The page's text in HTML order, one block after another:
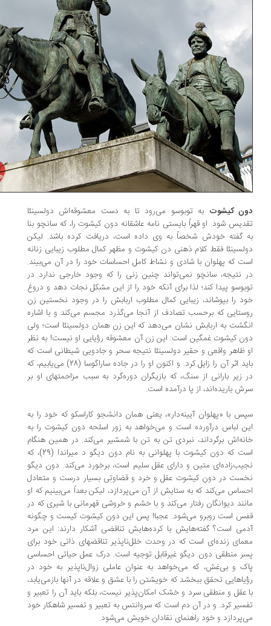
کیشوتبه توبوسو می‌رود تا به دست معشوقه‌اش دولسینئا
شود. او قهراً بایستی نامه عاشقانه دون کیشوت را، که سانچو بنا
گفته خودش شخصاً به وی داده است، دریافت کرده باشد. لیکن
فقط کلام ذهنی دن کیشوت و مظهر کمال مطلوب زیبایی زنانه
که پهلوان با شادی و نشاط کامل احساسات خود را در آن می‌بیند.
نتیجه، سانچو نمی‌تواند چنین زنی را که وجود خارجی ندارد در
پیدا کند؛ لذا برای آنکه خود را از این مشکل نجات دهد و دروغ
را بپوشاند، زیبایی کمال مطلوب اربابش را در وجود نخستین زن
که برحسب تصادف از آنجا می‌گذرد مجسم می‌کند و با اشاره
به اربابش نشان می‌دهد که این زن همان دولسینئا است؛ ولی
کیشوت غمگین است: این زن آن معشوقه رؤیایی او نیست! به نظر
ظاهر واقعی و حقیر دولسینئا نتیجه سحر و جادویی شیطانی است که
باید اثر آن را زایل کرد. و اکنون او را در جاده ساراگوسا (28) می‌یابیم، که
زیر بارانی از سنگ، که بازیگران دوره‌گرد به سبب مزاحمتهای او بر
باریده‌اند، از پا درآمده است.
با «پهلوان آیینه‌دار»، یعنی همان دانشجو کاراسکو که خود را به
لباس درآورده است و می‌خواهد به زور اسلحه دون کیشوت را به
برگرداند، نبردی تن به تن با شمشیر می‌کند. در همین هنگام
است که دون کیشوت با پهلوانی به نام دون دیگو د میراندا (29)، که
متین و دارای عقل سلیم است، برخورد می‌کند. دون دیگو
در دون کیشوت عقل و خرد و قضاوتی بسیار درست و متعادل
می‌کند که به ستایش از آن می‌پردازد، لیکن بعداً می‌بینیم که او
دیوانگان رفتار می‌کند و با خشم و خروشی قهرمانی با شیری که در
است روبرو می‌شود. عجبا! پس این دون کیشوت کیست و چگونه
است؟ گفته‌هایش با کرده‌هایش تناقضی آشکار دارند: این مرد
زنده‌ای است که در وحدت خلل‌ناپذیر تناقضهای ذاتی خود برای
منطقی دون دیگو غیرقابل توجیه است. درک عمل حیاتی احساسی
و بی‌غش، که می‌خواهد به عنوان عاملی زوال‌ناپذیر به خود در
تحقق ببخشد که خویشتن را با عشق و علاقه در آنها بازمی‌یابد،
عقل و منطقی سرد و خشک امکان‌پذیر نیست، بلکه باید آن را تعبیر و
کرد. و در آن دم است که سروانتس به تعبیر و تفسیر شاهکار خود
و خود راهنمای نقادان خویش می‌شود.